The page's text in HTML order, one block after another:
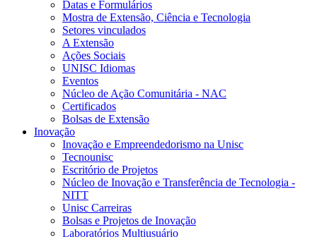
Datas e Formulários
Mostra de Extensão, Ciência e Tecnologia
Setores vinculados
A Extensão
Ações Sociais
UNISC Idiomas
Eventos
Núcleo de Ação Comunitária - NAC
Certificados
Bolsas de Extensão
Inovação
Inovação e Empreendedorismo na Unisc
Tecnounisc
Escritório de Projetos
Núcleo de Inovação e Transferência de Tecnologia -
NITT
Unisc Carreiras
Bolsas e Projetos de Inovação
Laboratórios Multiusuário